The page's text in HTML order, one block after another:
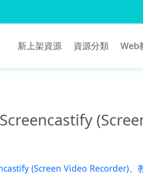
新上架資源 資源分類 Web
(Screen Video Recorder)、